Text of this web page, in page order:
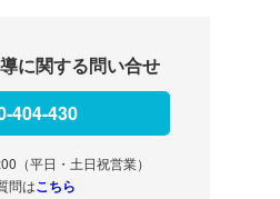
に関する問い合せ
404-430
（平日・土日祝営業）
問はこちら